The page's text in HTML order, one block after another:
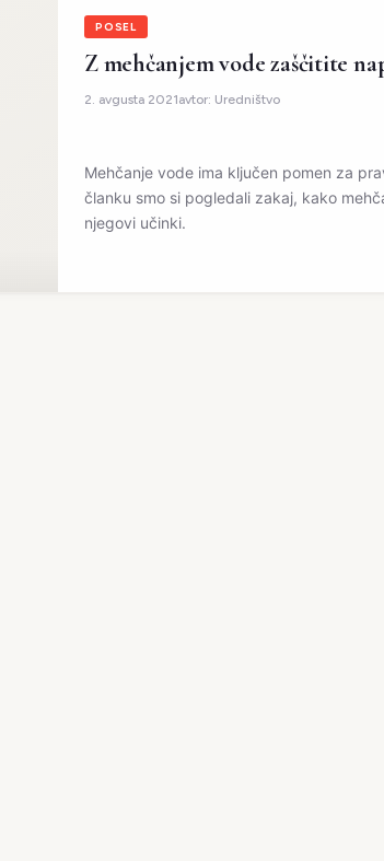
POSEL
Z mehčanjem vode zaščitite
2. avgusta 2021avtor: Uredništvo
Mehčanje vode ima ključen pomen za
članku smo si pogledali zakaj, kako
njegovi učinki.